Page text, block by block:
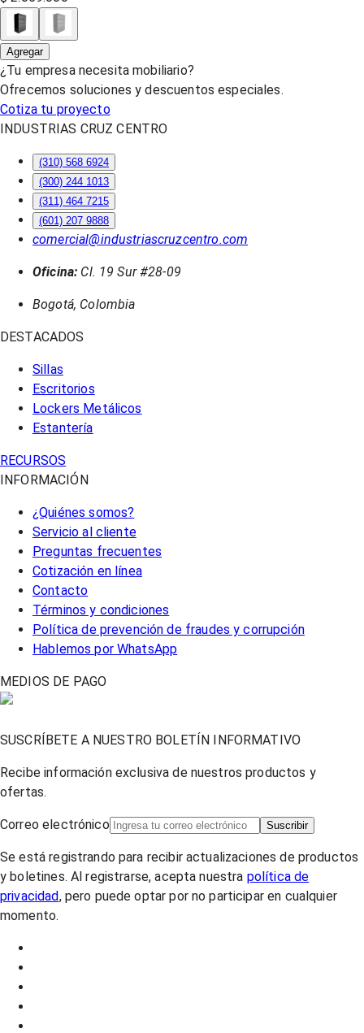
Agregar
¿Tu empresa necesita mobiliario?
Ofrecemos soluciones y descuentos especiales.
Cotiza tu proyecto
INDUSTRIAS CRUZ CENTRO
(310) 568 6924
(300) 244 1013
(311) 464 7215
(601) 207 9888
comercial@industriascruzcentro.com
Oficina: Cl. 19 Sur #28-09
Bogotá, Colombia
DESTACADOS
Sillas
Escritorios
Lockers Metálicos
Estantería
RECURSOS
INFORMACIÓN
¿Quiénes somos?
Servicio al cliente
Preguntas frecuentes
Cotización en línea
Contacto
Términos y condiciones
Política de prevención de fraudes y corrupción
Hablemos por WhatsApp
MEDIOS DE PAGO
SUSCRÍBETE A NUESTRO BOLETÍN INFORMATIVO
Recibe información exclusiva de nuestros productos y
ofertas.
Correo electrónico Suscribir
Se está registrando para recibir actualizaciones de productos
y boletines. Al registrarse, acepta nuestra política de
privacidad, pero puede optar por no participar en cualquier
momento.